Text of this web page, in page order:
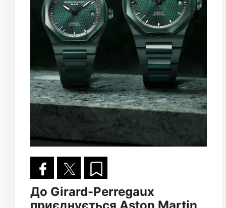
До Girard-Perregaux
приєднується Aston Martin